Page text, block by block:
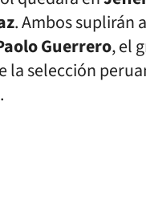
. Ambos suplirán
Guerrero, el
la selección